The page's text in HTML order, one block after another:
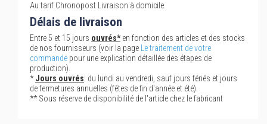
Au tarif Chronopost Livraison à domicile.
Délais de livraison
Entre 5 et 15 jours ouvrés*en fonction des articles et des stocks
de nos fournisseurs (voir la page
Le traitement de votre
commande pour une explication détaillée des étapes de
production).
*Jours ouvrés: du lundi au vendredi, sauf jours fériés et jours
de fermetures annuelles (fêtes de fin d'année et été).
** Sous réserve de disponibilité de l'article chez le fabricant